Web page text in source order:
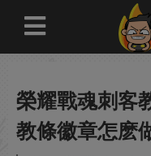
榮耀戰魂刺客
教條徽章怎麽